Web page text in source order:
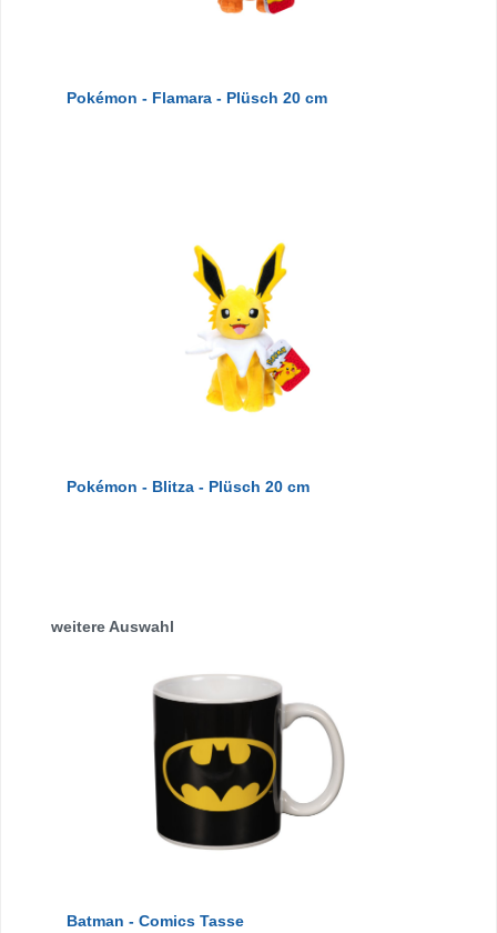
Pokémon - Flamara - Plüsch 20 cm
Pokémon - Blitza - Plüsch 20 cm
Produktgalerie überspringen
weitere Auswahl
Batman - Comics Tasse